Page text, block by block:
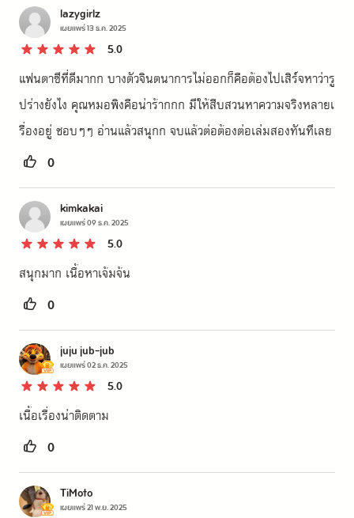
อ่านแล้วทั้งเขินทั้งอ่อนใจเวลาหมอพิงปิดปากไม่ยอมพูดแต่ผิวนี่แดง
ไปตั้งแต่หูยันแก้มยันคอ55555 ทั้งหมั่นไส้นังลูกลิงเวลาอยู่กับลูกน
ก ไปเล่มสองต่อเลยค่าา
lazygirlz
เผยแพร่13 ธ.ค. 2025
5.0
แฟนตาซีที่ดีมากก บางตัวจินตนาการไม่ออกก็คือต้องไปเสิร์จหาว่ารู
ปร่างยังไง คุณหมอพิงคือน่าร้ากกก มีให้สืบสวนหาความจริงหลายเ
รื่องอยู่ ชอบๆๆ อ่านแล้วสนุกก จบแล้วต่อต้องต่อเล่มสองทันทีเลย
0
kimkakai
เผยแพร่09 ธ.ค. 2025
5.0
สนุกมาก เนื้อหาเจ้มจ้น
0
juju jub-jub
เผยแพร่02 ธ.ค. 2025
5.0
เนื้อเรื่องน่าติดตาม
0
TiMoto
เผยแพร่21 พ.ย. 2025